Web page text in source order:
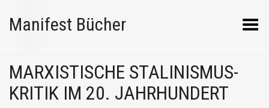
Manifest Bücher Menü umschalten
MARXISTISCHE STALINISMUS-
KRITIK IM 20. JAHRHUNDERT